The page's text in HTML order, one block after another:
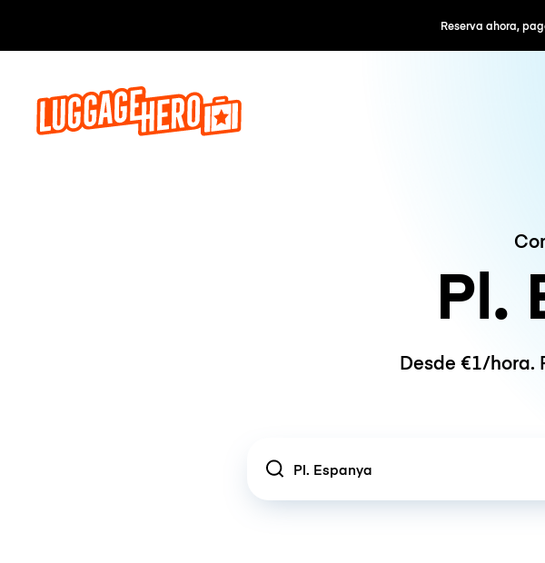
Reserva ahora, paga después
Pl.
Desde €1/hora.
Location